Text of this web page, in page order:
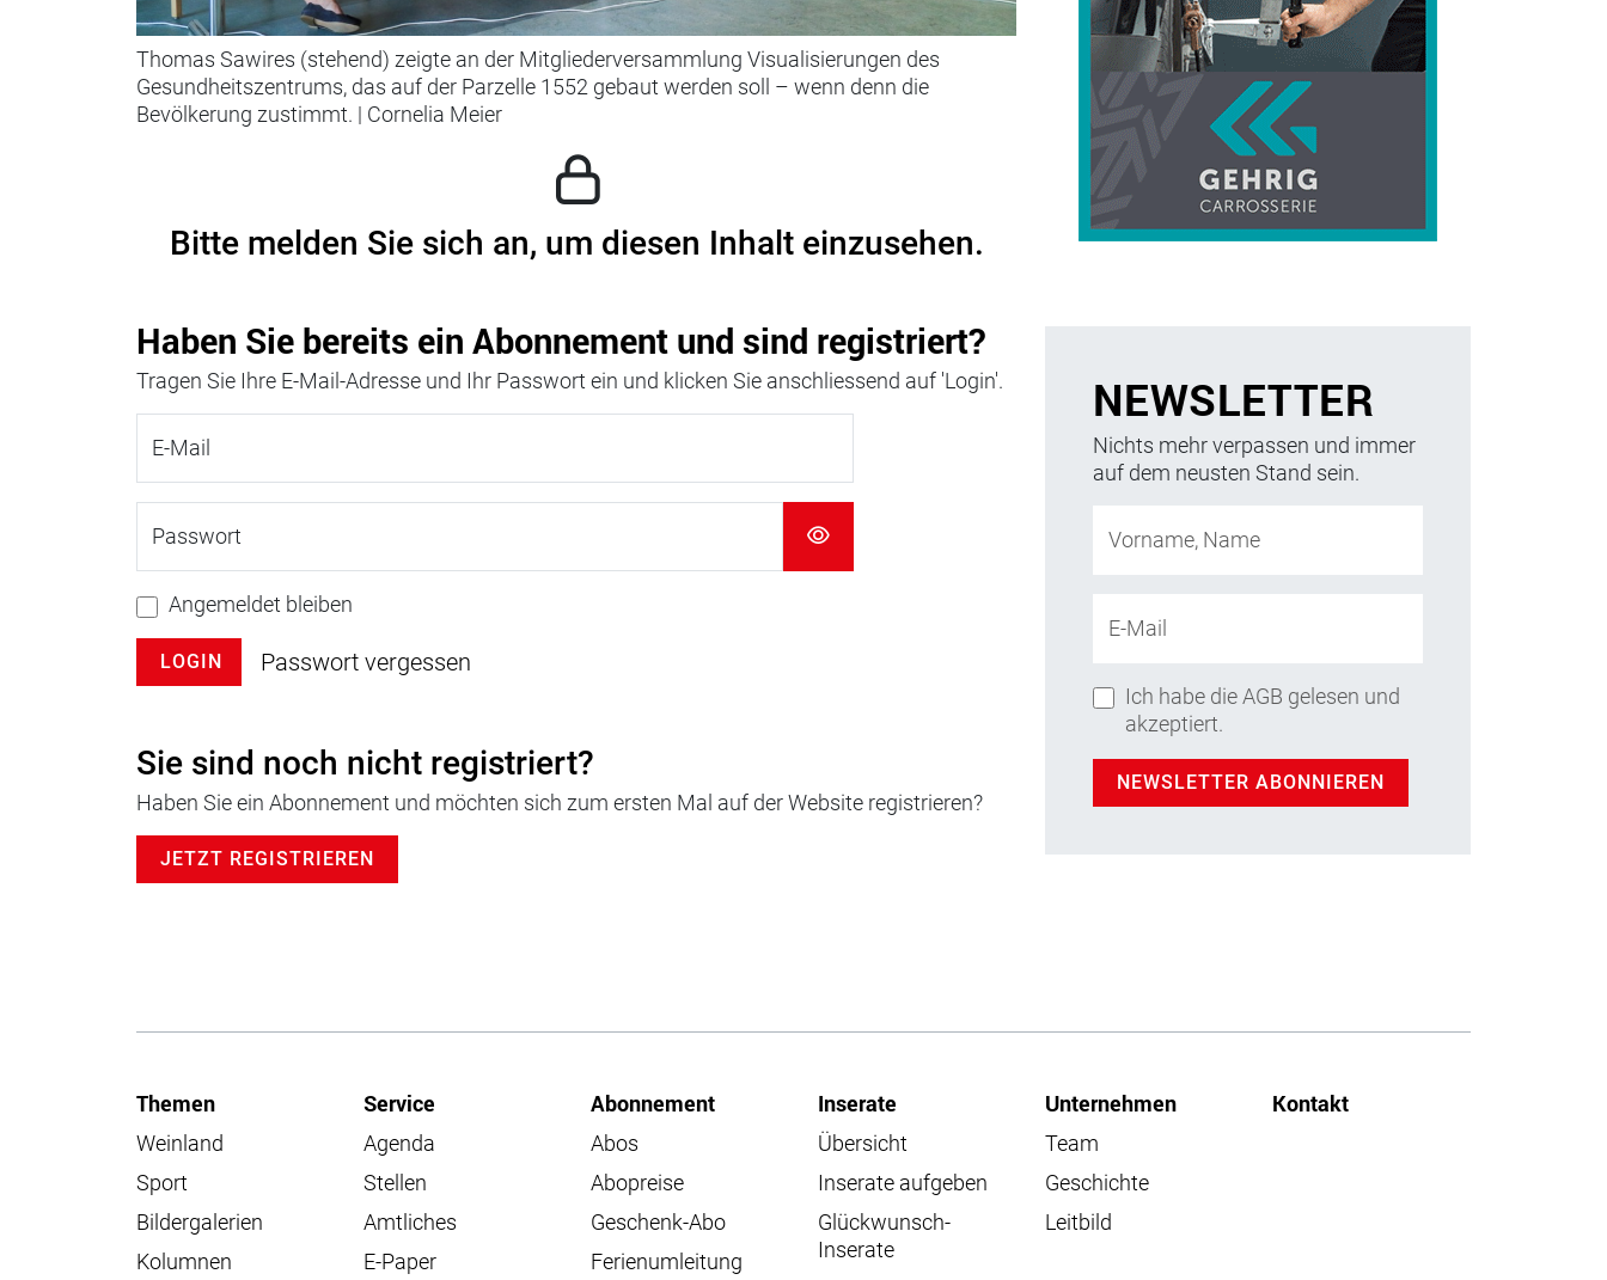
Thomas Sawires (stehend) zeigte an der Mitgliederversammlung Visualisierungen des
Gesundheitszentrums, das auf der Parzelle 1552 gebaut werden soll – wenn denn die
Bevölkerung zustimmt. | Cornelia Meier
Bitte melden Sie sich an, um diesen Inhalt einzusehen.
Haben Sie bereits ein Abonnement und sind registriert?
Tragen Sie Ihre E-Mail-Adresse und Ihr Passwort ein und klicken Sie anschliessend auf 'Login'.
E-Mail
Passwort
Angemeldet bleiben
LOGIN Passwort vergessen
Sie sind noch nicht registriert?
Haben Sie ein Abonnement und möchten sich zum ersten Mal auf der Website registrieren?
JETZT REGISTRIEREN
NEWSLETTER
Nichts mehr verpassen und immer
auf dem neusten Stand sein.
Vorname, Name
E-Mail
Ich habe die AGB gelesen und
akzeptiert.
NEWSLETTER ABONNIEREN
Themen
Weinland
Sport
Bildergalerien
Kolumnen
Service
Agenda
Stellen
Amtliches
E-Paper
Abonnement
Abos
Abopreise
Geschenk-Abo
Ferienumleitung
Inserate
Übersicht
Inserate aufgeben
Glückwunsch-
Inserate
Unternehmen
Team
Geschichte
Leitbild
Kontakt